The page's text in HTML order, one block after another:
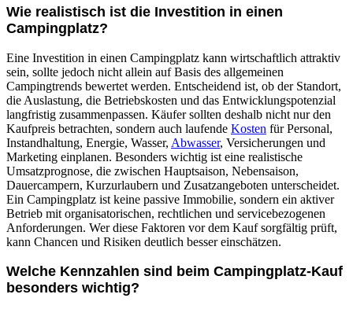
Wie realistisch ist die Investition in einen
Campingplatz?
Eine Investition in einen Campingplatz kann wirtschaftlich attraktiv
sein, sollte jedoch nicht allein auf Basis des allgemeinen
Campingtrends bewertet werden. Entscheidend ist, ob der Standort,
die Auslastung, die Betriebskosten und das Entwicklungspotenzial
langfristig zusammenpassen. Käufer sollten deshalb nicht nur den
Kaufpreis betrachten, sondern auch laufende Kosten für Personal,
Instandhaltung, Energie, Wasser, Abwasser, Versicherungen und
Marketing einplanen. Besonders wichtig ist eine realistische
Umsatzprognose, die zwischen Hauptsaison, Nebensaison,
Dauercampern, Kurzurlaubern und Zusatzangeboten unterscheidet.
Ein Campingplatz ist keine passive Immobilie, sondern ein aktiver
Betrieb mit organisatorischen, rechtlichen und servicebezogenen
Anforderungen. Wer diese Faktoren vor dem Kauf sorgfältig prüft,
kann Chancen und Risiken deutlich besser einschätzen.
Welche Kennzahlen sind beim Campingplatz-Kauf
besonders wichtig?